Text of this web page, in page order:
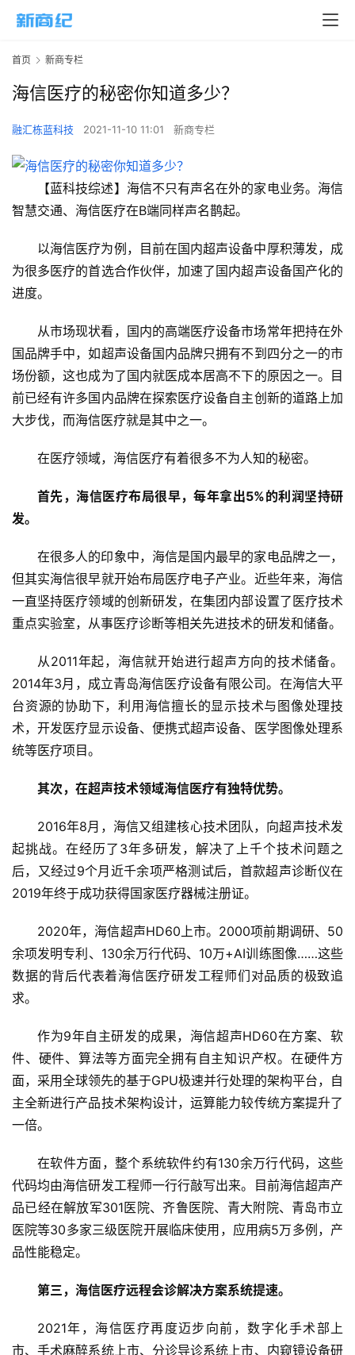
首
页
新
5
G
智
能
A
I
讯
首页 新商专栏
海信医疗的秘密你知道多少？
融汇栋蓝科技 2021-11-10 11:01 新商专栏
【蓝科技综述】海信不只有声名在外的家电业务。海信
智慧交通、海信医疗在B端同样声名鹊起。
以海信医疗为例，目前在国内超声设备中厚积薄发，成
为很多医疗的首选合作伙伴，加速了国内超声设备国产化的
进度。
从市场现状看，国内的高端医疗设备市场常年把持在外
国品牌手中，如超声设备国内品牌只拥有不到四分之一的市
场份额，这也成为了国内就医成本居高不下的原因之一。目
前已经有许多国内品牌在探索医疗设备自主创新的道路上加
大步伐，而海信医疗就是其中之一。
在医疗领域，海信医疗有着很多不为人知的秘密。
首先，海信医疗布局很早，每年拿出5%的利润坚持研
发。
在很多人的印象中，海信是国内最早的家电品牌之一，
但其实海信很早就开始布局医疗电子产业。近些年来，海信
一直坚持医疗领域的创新研发，在集团内部设置了医疗技术
重点实验室，从事医疗诊断等相关先进技术的研发和储备。
从2011年起，海信就开始进行超声方向的技术储备。
2014年3月，成立青岛海信医疗设备有限公司。在海信大平
台资源的协助下，利用海信擅长的显示技术与图像处理技
术，开发医疗显示设备、便携式超声设备、医学图像处理系
统等医疗项目。
其次，在超声技术领域海信医疗有独特优势。
2016年8月，海信又组建核心技术团队，向超声技术发
起挑战。在经历了3年多研发，解决了上千个技术问题之
后，又经过9个月近千余项严格测试后，首款超声诊断仪在
2019年终于成功获得国家医疗器械注册证。
2020年，海信超声HD60上市。2000项前期调研、50
余项发明专利、130余万行代码、10万+AI训练图像……这些
数据的背后代表着海信医疗研发工程师们对品质的极致追
求。
作为9年自主研发的成果，海信超声HD60在方案、软
件、硬件、算法等方面完全拥有自主知识产权。在硬件方
面，采用全球领先的基于GPU极速并行处理的架构平台，自
主全新进行产品技术架构设计，运算能力较传统方案提升了
一倍。
在软件方面，整个系统软件约有130余万行代码，这些
代码均由海信研发工程师一行行敲写出来。目前海信超声产
品已经在解放军301医院、齐鲁医院、青大附院、青岛市立
医院等30多家三级医院开展临床使用，应用病5万多例，产
品性能稳定。
第三，海信医疗远程会诊解决方案系统提速。
2021年，海信医疗再度迈步向前，数字化手术部上
市、手术麻醉系统上市、分诊导诊系统上市、内窥镜设备研